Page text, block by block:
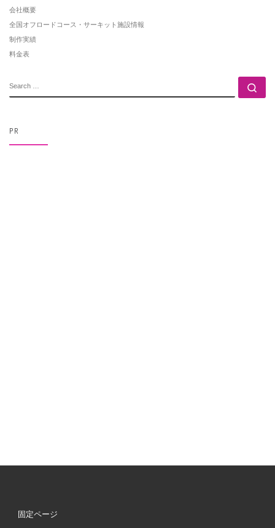
会社概要
全国オフロードコース・サーキット施設情報
制作実績
料金表
PR
固定ページ